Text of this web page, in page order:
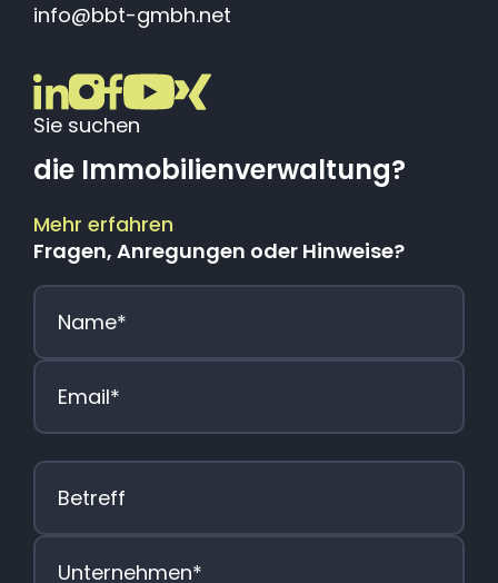
info@bbt-gmbh.net
Sie suchen
die Immobilienverwaltung?
Mehr erfahren
Fragen, Anregungen oder Hinweise?